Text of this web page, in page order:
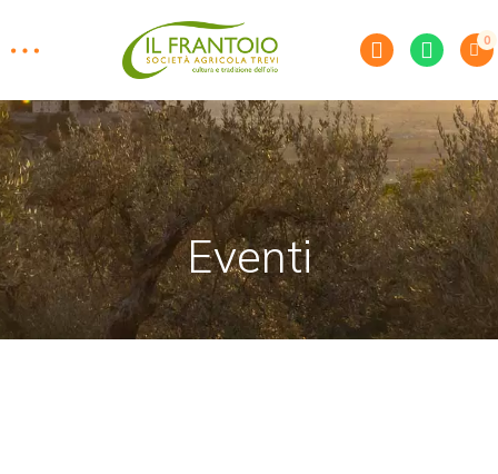
0
Eventi